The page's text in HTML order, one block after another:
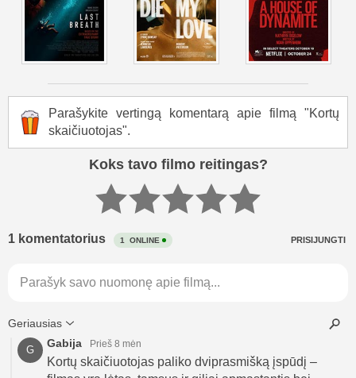
Parašykite vertingą komentarą apie filmą "Kortų
skaičiuotojas".